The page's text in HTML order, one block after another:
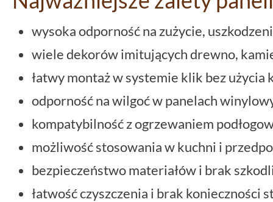
wysoka odporność na zużycie,
wiele dekorów imitujących drewno,
łatwy montaż w systemie klik bez użycia
odporność na wilgoć w panelach
kompatybilność z ogrzewaniem
możliwość stosowania w kuchni i
bezpieczeństwo materiałów i brak
łatwość czyszczenia i brak konieczności